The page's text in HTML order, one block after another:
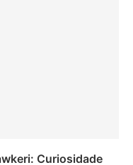
Curiosidade